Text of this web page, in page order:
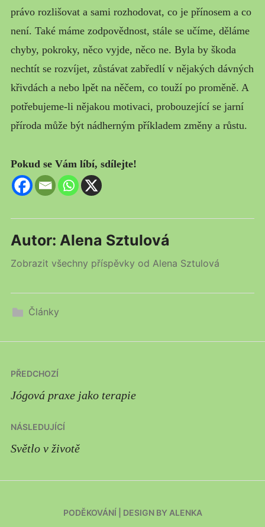
právo rozlišovat a sami rozhodovat, co je přínosem a co
není. Také máme zodpovědnost, stále se učíme, děláme
chyby, pokroky, něco vyjde, něco ne. Byla by škoda
nechtít se rozvíjet, zůstávat zabředlí v nějakých dávných
křivdách a nebo lpět na něčem, co touží po proměně. A
potřebujeme-li nějakou motivaci, probouzející se jarní
příroda může být nádherným příkladem změny a růstu.
Pokud se Vám líbí, sdílejte!
Autor: Alena Sztulová
Zobrazit všechny příspěvky od Alena Sztulová
Články
Navigace
pro
PŘEDCHOZÍ
Jógová praxe jako terapie
NÁSLEDUJÍCÍ
Světlo v životě
PODĚKOVÁNÍ DESIGN BY ALENKA